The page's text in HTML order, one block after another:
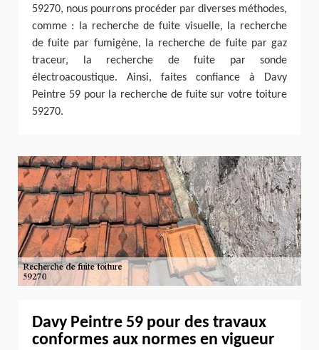
59270, nous pourrons procéder par diverses méthodes,
comme : la recherche de fuite visuelle, la recherche
de fuite par fumigène, la recherche de fuite par gaz
traceur, la recherche de fuite par sonde
électroacoustique. Ainsi, faites confiance à Davy
Peintre 59 pour la recherche de fuite sur votre toiture
59270.
Davy Peintre 59 pour des travaux
conformes aux normes en vigueur